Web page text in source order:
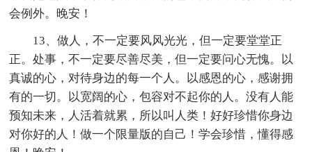
会例外。晚安！
13、做人，不一定要风风光光，但一定要堂堂正
正。处事，不一定要尽善尽美，但一定要问心无愧。以
真诚的心，对待身边的每一个人。以感恩的心，感谢拥
有的一切。以宽阔的心，包容对不起你的人。没有人能
预知未来，人活着就累，所以叫人类！好好珍惜你身边
对你好的人！做一个限量版的自己！学会珍惜，懂得感